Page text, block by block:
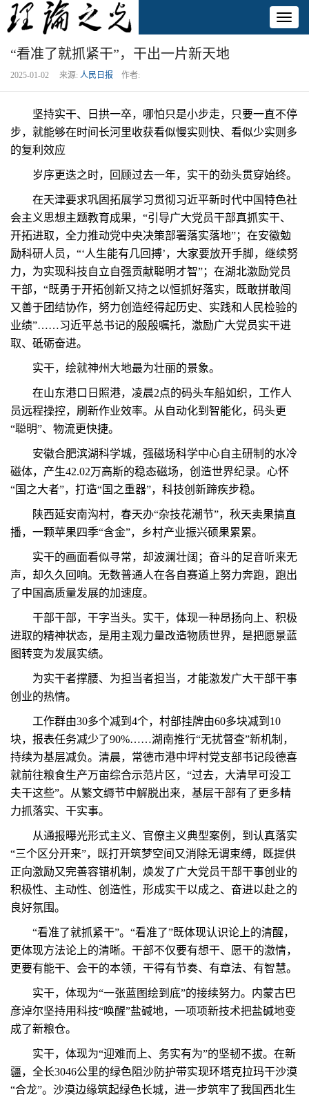
“看准了就抓紧干”，干出一片新天地
2025-01-02 来源: 人民日报 作者:
坚持实干、日拱一卒，哪怕只是小步走，只要一直不停
步，就能够在时间长河里收获看似慢实则快、看似少实则多
的复利效应
岁序更迭之时，回顾过去一年，实干的劲头贯穿始终。
在天津要求巩固拓展学习贯彻习近平新时代中国特色社
会主义思想主题教育成果，“引导广大党员干部真抓实干、
开拓进取，全力推动党中央决策部署落实落地”；在安徽勉
励科研人员，“‘人生能有几回搏’，大家要放开手脚，继续努
力，为实现科技自立自强贡献聪明才智”；在湖北激励党员
干部，“既勇于开拓创新又持之以恒抓好落实，既敢拼敢闯
又善于团结协作，努力创造经得起历史、实践和人民检验的
业绩”……习近平总书记的殷殷嘱托，激励广大党员实干进
取、砥砺奋进。
实干，绘就神州大地最为壮丽的景象。
在山东港口日照港，凌晨2点的码头车船如织，工作人
员远程操控，刷新作业效率。从自动化到智能化，码头更
“聪明”、物流更快捷。
安徽合肥滨湖科学城，强磁场科学中心自主研制的水冷
磁体，产生42.02万高斯的稳态磁场，创造世界纪录。心怀
“国之大者”，打造“国之重器”，科技创新蹄疾步稳。
陕西延安南沟村，春天办“杂技花潮节”，秋天卖果搞直
播，一颗苹果四季“含金”，乡村产业振兴硕果累累。
实干的画面看似寻常，却波澜壮阔；奋斗的足音听来无
声，却久久回响。无数普通人在各自赛道上努力奔跑，跑出
了中国高质量发展的加速度。
干部干部，干字当头。实干，体现一种昂扬向上、积极
进取的精神状态，是用主观力量改造物质世界，是把愿景蓝
图转变为发展实绩。
为实干者撑腰、为担当者担当，才能激发广大干部干事
创业的热情。
工作群由30多个减到4个，村部挂牌由60多块减到10
块，报表任务减少了90%……湖南推行“无扰督查”新机制，
持续为基层减负。清晨，常德市港中坪村党支部书记段德喜
就前往粮食生产万亩综合示范片区，“过去，大清早可没工
夫干这些”。从繁文缛节中解脱出来，基层干部有了更多精
力抓落实、干实事。
从通报曝光形式主义、官僚主义典型案例，到认真落实
“三个区分开来”，既打开筑梦空间又消除无谓束缚，既提供
正向激励又完善容错机制，焕发了广大党员干部干事创业的
积极性、主动性、创造性，形成实干以成之、奋进以赴之的
良好氛围。
“看准了就抓紧干”。“看准了”既体现认识论上的清醒，
更体现方法论上的清晰。干部不仅要有想干、愿干的激情，
更要有能干、会干的本领，干得有节奏、有章法、有智慧。
实干，体现为“一张蓝图绘到底”的接续努力。内蒙古巴
彦淖尔坚持用科技“唤醒”盐碱地，一项项新技术把盐碱地变
成了新粮仓。
实干，体现为“迎难而上、务实有为”的坚韧不拔。在新
疆，全长3046公里的绿色阻沙防护带实现环塔克拉玛干沙漠
“合龙”。沙漠边缘筑起绿色长城，进一步筑牢了我国西北生